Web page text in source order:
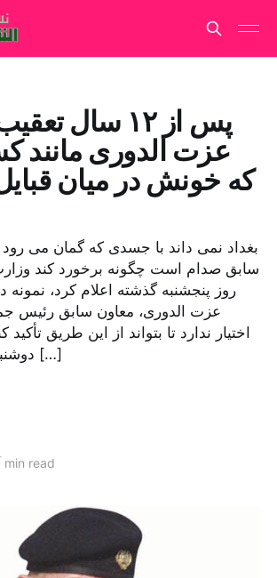
پس از ۱۲ سال
عزت الدوری
که خونش در میان
بغداد نمی داند با جسدی که گمان می
سابق صدام است چگونه برخورد کند
روز پنجشنبه گذشته اعلام کرد، نمونه
عزت الدوری، معاون سابق رئیس
اختیار ندارد تا بتواند از این طریق
دوشنبه گذشته دریافت […]
2 min read